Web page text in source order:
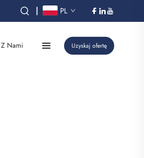
| PL
Nami Uzyskaj ofertę